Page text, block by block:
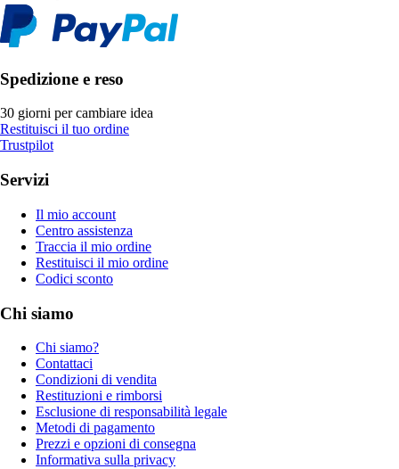
Spedizione e reso
30 giorni per cambiare idea
Restituisci il tuo ordine
Trustpilot
Servizi
Il mio account
Centro assistenza
Traccia il mio ordine
Restituisci il mio ordine
Codici sconto
Chi siamo
Chi siamo?
Contattaci
Condizioni di vendita
Restituzioni e rimborsi
Esclusione di responsabilità legale
Metodi di pagamento
Prezzi e opzioni di consegna
Informativa sulla privacy